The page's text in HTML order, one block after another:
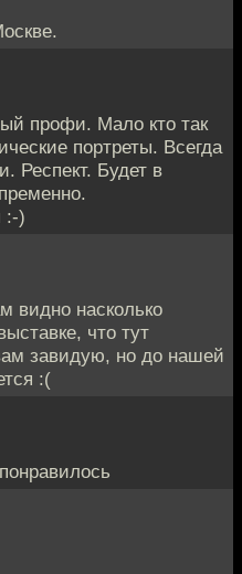
профи. Мало кто так
портреты. Всегда
Респект. Будет в
:-)
видно насколько
что тут
завидую, но до нашей
:(